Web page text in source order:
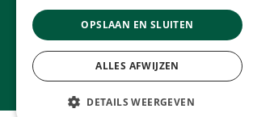
Interieur Antwerpen
Kamerplanten Antwerpen
Tuincentrum Antwerpen
OPSLAAN EN SLUITEN
ALLES AFWIJZEN
DETAILS WEERGEVEN